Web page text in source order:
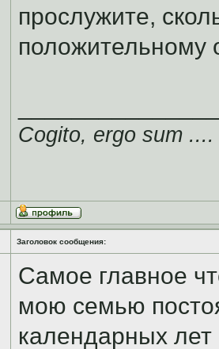
прослужите,
положительному
Cogito, ergo sum ....
Заголовок сообщения:
Самое главное
мою семью
календарных